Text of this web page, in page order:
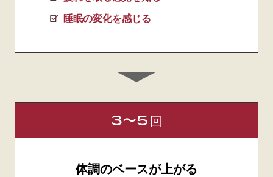
睡眠の変化を感じる
3〜5 回
体調のベースが上がる